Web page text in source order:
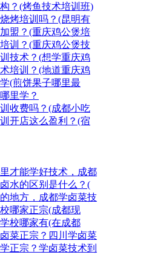
？(烤鱼技术培训班)
烤培训吗？(昆明有
盟？(重庆鸡公煲培
训？(重庆鸡公煲技
技术？(想学重庆鸡
培训？(地道重庆鸡
(煎饼果子哪里最
里学？
收费吗？(成都小吃
开店这么盈利？(宿
才能学好技术，成都
水的区别是什么？(
地方，成都学卤菜技
哪家正宗(成都现
校哪家有(在成都
菜正宗？四川学卤菜
正宗？学卤菜技术到